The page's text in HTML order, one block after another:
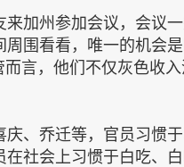
加州参加会议，会议
围看看，唯一的机会
言，他们不仅灰色收
庆、乔迁等，官员习惯
社会上习惯于白吃、